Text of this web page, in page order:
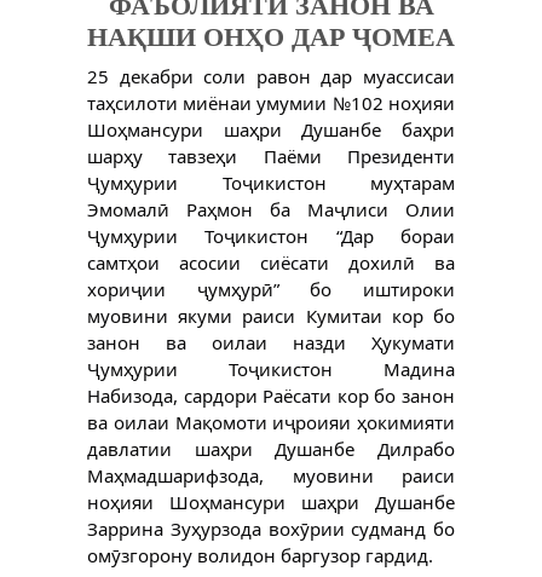
НАҚШИ ОНҲО ДАР ҶОМЕА
25 декабри соли равон дар муассисаи
таҳсилоти миёнаи умумии №102 ноҳияи
Шоҳмансури шаҳри Душанбе баҳри
шарҳу тавзеҳи Паёми Президенти
Ҷумҳурии Тоҷикистон муҳтарам
Эмомалӣ Раҳмон ба Маҷлиси Олии
Ҷумҳурии Тоҷикистон “Дар бораи
самтҳои асосии сиёсати дохилӣ ва
хориҷии ҷумҳурӣ” бо иштироки
муовини якуми раиси Кумитаи кор бо
занон ва оилаи назди Ҳукумати
Ҷумҳурии Тоҷикистон Мадина
Набизода, сардори Раёсати кор бо занон
ва оилаи Мақомоти иҷроияи ҳокимияти
давлатии шаҳри Душанбе Дилрабо
Маҳмадшарифзода, муовини раиси
ноҳияи Шоҳмансури шаҳри Душанбе
Заррина Зуҳурзода вохӯрии судманд бо
омӯзгорону волидон баргузор гардид.